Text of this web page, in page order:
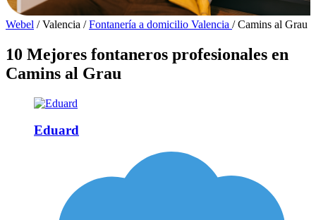
Webel / Valencia / Fontanería a domicilio Valencia / Camins al Grau
10 Mejores fontaneros profesionales en
Camins al Grau
Eduard